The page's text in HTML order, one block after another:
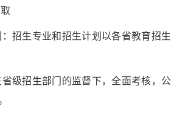
招生专业和招生计划以各省教育招生
级招生部门的监督下，全面考核，公